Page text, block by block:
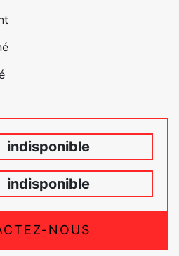
indisponible
indisponible
NOUS